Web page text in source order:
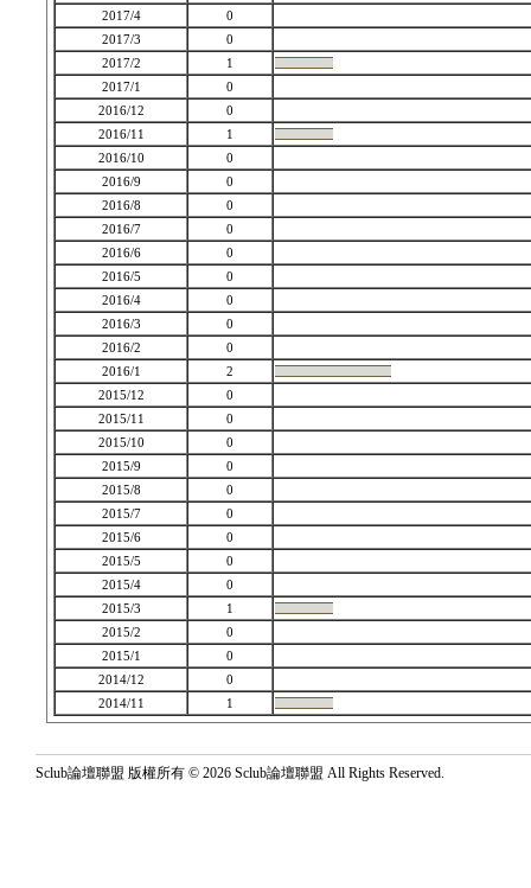
2017/4
0
2017/3
0
2017/2
1
2017/1
0
2016/12
0
2016/11
1
2016/10
0
2016/9
0
2016/8
0
2016/7
0
2016/6
0
2016/5
0
2016/4
0
2016/3
0
2016/2
0
2016/1
2
2015/12
0
2015/11
0
2015/10
0
2015/9
0
2015/8
0
2015/7
0
2015/6
0
2015/5
0
2015/4
0
2015/3
1
2015/2
0
2015/1
0
2014/12
0
2014/11
1
Sclub論壇聯盟 版權所有 © 2026 Sclub論壇聯盟 All Rights Reserved.